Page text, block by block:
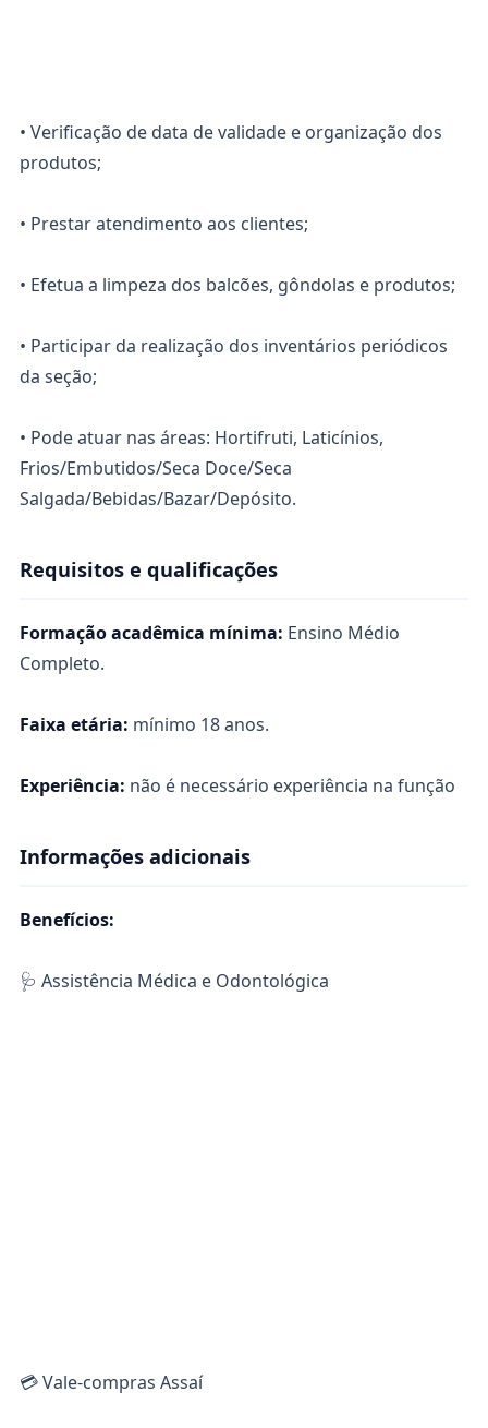
• Verificação de data de validade e organização dos
produtos;
• Prestar atendimento aos clientes;
• Efetua a limpeza dos balcões, gôndolas e produtos;
• Participar da realização dos inventários periódicos
da seção;
• Pode atuar nas áreas: Hortifruti, Laticínios,
Frios/Embutidos/Seca Doce/Seca
Salgada/Bebidas/Bazar/Depósito.
Requisitos e qualificações
Formação acadêmica mínima: Ensino Médio
Completo.
Faixa etária: mínimo 18 anos.
Experiência: não é necessário experiência na função
Informações adicionais
Benefícios:
🩺 Assistência Médica e Odontológica
💳 Vale-compras Assaí